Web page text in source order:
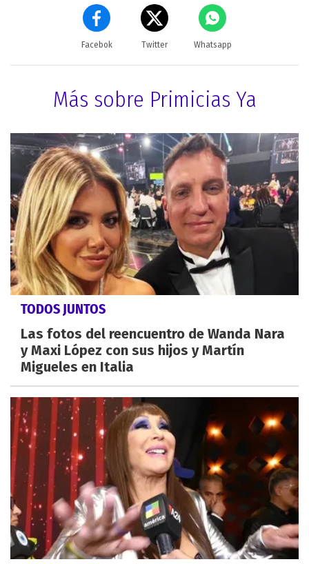
Facebok Twitter Whatsapp
Más sobre Primicias Ya
TODOS JUNTOS
Las fotos del reencuentro de Wanda Nara
y Maxi López con sus hijos y Martín
Migueles en Italia